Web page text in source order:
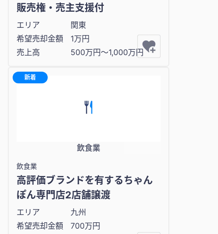
販売権・売主支援付
エリア
関東
希望売却金額
1万円
売上高
500万円〜1,000万円
新着
飲食業
飲食業
高評価ブランドを有するちゃん
ぽん専門店2店舗譲渡
エリア
九州
希望売却金額
700万円